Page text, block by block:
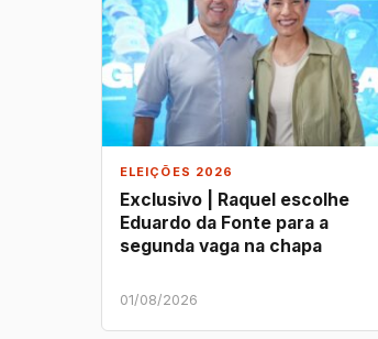
ELEIÇÕES 2026
Exclusivo | Raquel escolhe
Eduardo da Fonte para a
segunda vaga na chapa
01/08/2026